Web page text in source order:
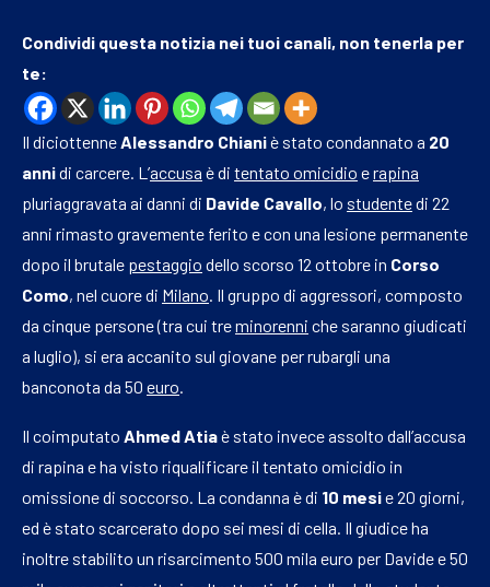
Condividi questa notizia nei tuoi canali, non tenerla per
te:
Il diciottenneAlessandro Chianiè stato condannato a 20
annidi carcere. L’accusa è di tentato omicidio erapina
pluriaggravata ai danni di Davide Cavallo, lo studentedi 22
anni rimasto gravemente ferito e con una lesione permanente
dopo il brutale pestaggio dello scorso 12 ottobre in Corso
Como, nel cuore di Milano. Il gruppo di aggressori, composto
da cinque persone (tra cui treminorenni che saranno giudicati
a luglio), si era accanito sul giovane per rubargli una
banconota da 50 euro.
Il coimputato Ahmed Atiaè stato invece assolto dall’accusa
di rapina e ha visto riqualificare il tentato omicidio in
omissione di soccorso. La condanna è di 10 mesie 20 giorni,
ed è stato scarcerato dopo sei mesi di cella. Il giudice ha
inoltre stabilito un risarcimento 500 mila euro per Davide e 50